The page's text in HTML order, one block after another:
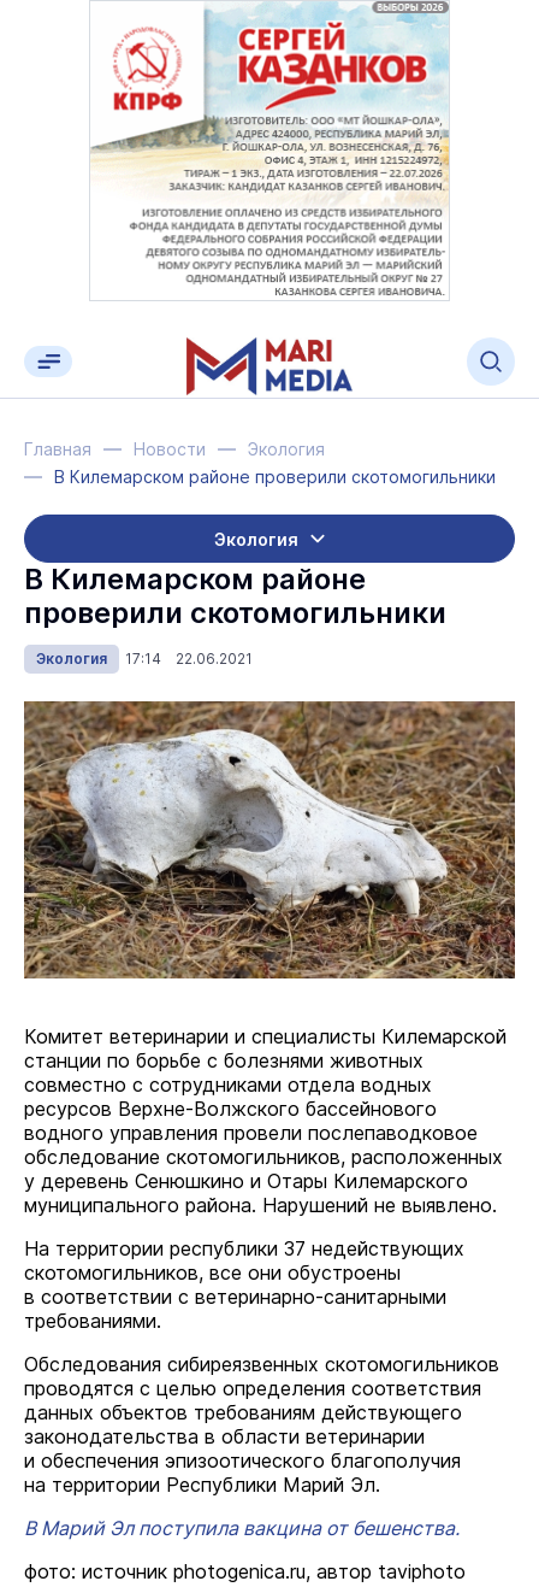
Главная Новости
Экология
В Килемарском районе проверили скотомогильники
Экология
В Килемарском районе
проверили скотомогильники
Экология 17:14 22.06.2021
Комитет ветеринарии и специалисты Килемарской
станции по борьбе с болезнями животных
совместно с сотрудниками отдела водных
ресурсов Верхне-Волжского бассейнового
водного управления провели послепаводковое
обследование скотомогильников, расположенных
у деревень Сенюшкино и Отары Килемарского
муниципального района. Нарушений не выявлено.
На территории республики 37 недействующих
скотомогильников, все они обустроены
в соответствии с ветеринарно-санитарными
требованиями.
Обследования сибиреязвенных скотомогильников
проводятся с целью определения соответствия
данных объектов требованиям действующего
законодательства в области ветеринарии
и обеспечения эпизоотического благополучия
на территории Республики Марий Эл.
В Марий Эл поступила вакцина от бешенства.
фото: источник photogenica.ru, автор taviphoto